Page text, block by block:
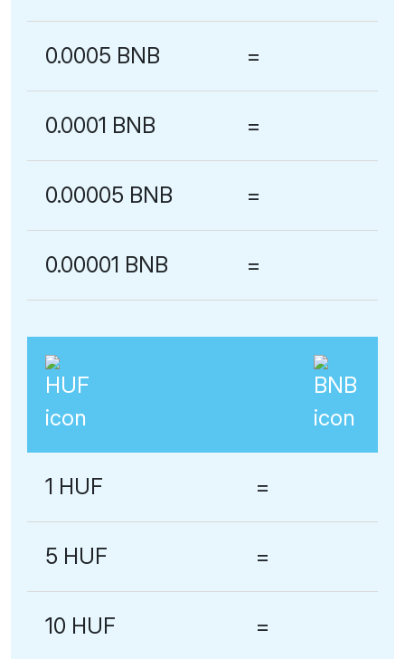
0.0005 BNB =
0.0001 BNB =
0.00005 BNB =
0.00001 BNB =
1 HUF =
5 HUF =
10 HUF =